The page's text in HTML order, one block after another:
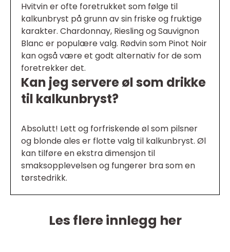
Hvitvin er ofte foretrukket som følge til
kalkunbryst på grunn av sin friske og fruktige
karakter. Chardonnay, Riesling og Sauvignon
Blanc er populære valg. Rødvin som Pinot Noir
kan også være et godt alternativ for de som
foretrekker det.
Kan jeg servere øl som drikke
til kalkunbryst?
Absolutt! Lett og forfriskende øl som pilsner
og blonde ales er flotte valg til kalkunbryst. Øl
kan tilføre en ekstra dimensjon til
smaksopplevelsen og fungerer bra som en
tørstedrikk.
Les flere innlegg her